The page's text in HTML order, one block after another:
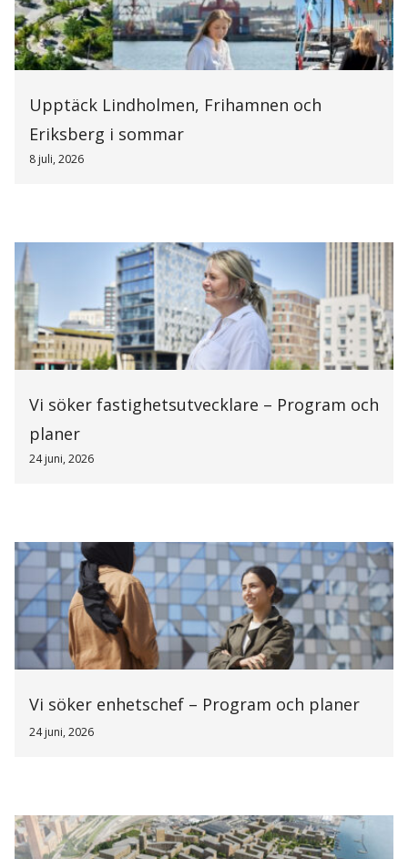
Upptäck Lindholmen, Frihamnen och
Eriksberg i sommar
8 juli, 2026
Vi söker fastighetsutvecklare – Program och
planer
24 juni, 2026
Vi söker enhetschef – Program och planer
24 juni, 2026